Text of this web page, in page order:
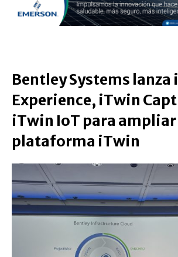
Bentley Systems lanza
Experience, iTwin
iTwin IoT para ampliar
plataforma iTwin